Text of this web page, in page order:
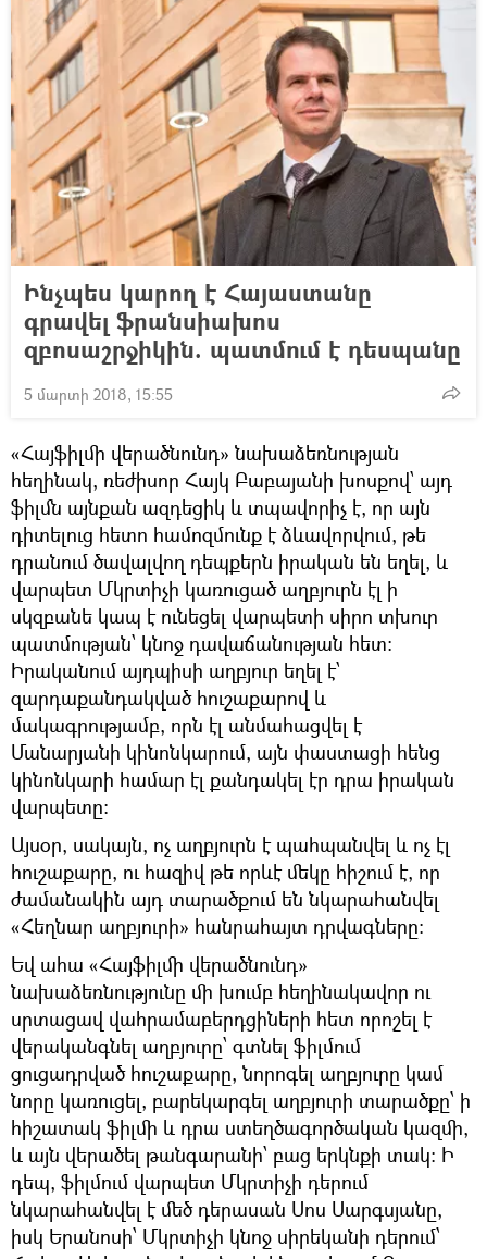
Ինչպես կարող է Հայաստանը
գրավել ֆրանսիախոս
զբոսաշրջիկին. պատմում է դեսպանը
5 մարտի 2018, 15:55
«Հայֆիլմի վերածնունդ» նախաձեռնության
հեղինակ, ռեժիսոր Հայկ Բաբայանի խոսքով՝ այդ
ֆիլմն այնքան ազդեցիկ և տպավորիչ է, որ այն
դիտելուց հետո համոզմունք է ձևավորվում, թե
դրանում ծավալվող դեպքերն իրական են եղել, և
վարպետ Մկրտիչի կառուցած աղբյուրն էլ ի
սկզբանե կապ է ունեցել վարպետի սիրո տխուր
պատմության՝ կնոջ դավաճանության հետ:
Իրականում այդպիսի աղբյուր եղել է՝
զարդաքանդակված հուշաքարով և
մակագրությամբ, որն էլ անմահացվել է
Մանարյանի կինոնկարում, այն փաստացի հենց
կինոնկարի համար էլ քանդակել էր դրա իրական
վարպետը:
Այսօր, սակայն, ոչ աղբյուրն է պահպանվել և ոչ էլ
հուշաքարը, ու հազիվ թե որևէ մեկը հիշում է, որ
ժամանակին այդ տարածքում են նկարահանվել
«Հեղնար աղբյուրի» հանրահայտ դրվագները:
Եվ ահա «Հայֆիլմի վերածնունդ»
նախաձեռնությունը մի խումբ հեղինակավոր ու
սրտացավ վահրամաբերդցիների հետ որոշել է
վերականգնել աղբյուրը՝ գտնել ֆիլմում
ցուցադրված հուշաքարը, նորոգել աղբյուրը կամ
նորը կառուցել, բարեկարգել աղբյուրի տարածքը՝ ի
հիշատակ ֆիլմի և դրա ստեղծագործական կազմի,
և այն վերածել թանգարանի՝ բաց երկնքի տակ: Ի
դեպ, ֆիլմում վարպետ Մկրտիչի դերում
նկարահանվել է մեծ դերասան Սոս Սարգսյանը,
իսկ Երանոսի՝ Մկրտիչի կնոջ սիրեկանի դերում՝